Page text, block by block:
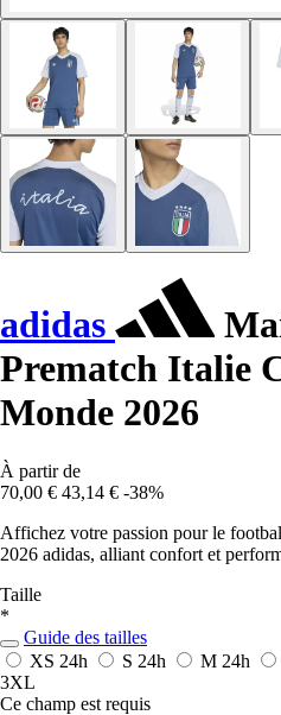
adidas
Prematch Italie
Monde 2026
À partir de
70,00 € 43,14 € -38%
Affichez votre passion pour le
2026 adidas, alliant confort et
Taille
*
Guide des tailles
XS 24h S 24h M 24h
3XL
Ce champ est requis